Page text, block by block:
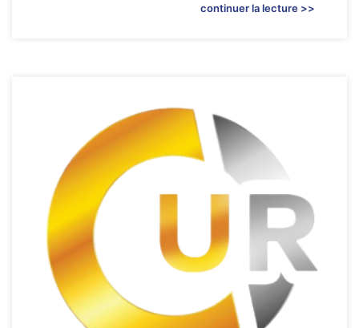
continuer la lecture >>